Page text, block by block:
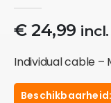
€24,99
Individual cable